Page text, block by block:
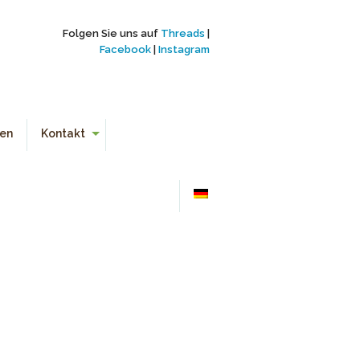
Folgen Sie uns auf Threads
Facebook Instagram
Kontakt